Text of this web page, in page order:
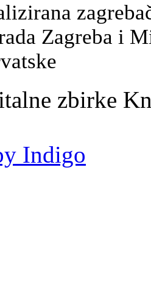
Zagreba i
zbirke
Indigo